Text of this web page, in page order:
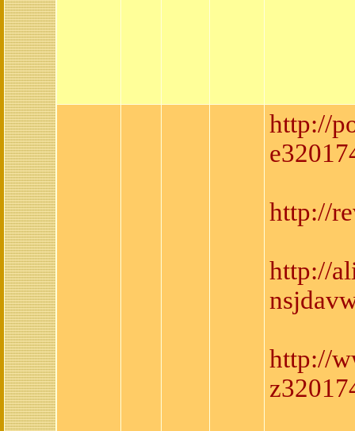
http://
http://
http://
http://